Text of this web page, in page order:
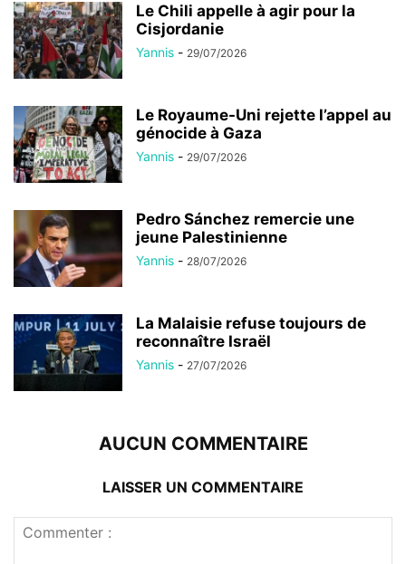
Le Chili appelle à agir pour la
Cisjordanie
Yannis - 29/07/2026
Le Royaume-Uni rejette l’appel au
génocide à Gaza
Yannis - 29/07/2026
Pedro Sánchez remercie une
jeune Palestinienne
Yannis - 28/07/2026
La Malaisie refuse toujours de
reconnaître Israël
Yannis - 27/07/2026
AUCUN COMMENTAIRE
LAISSER UN COMMENTAIRE